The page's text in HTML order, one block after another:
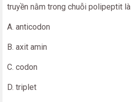
truyền nằm trong chuỗi polipeptit là
A. anticodon
B. axit amin
C. codon
D. triplet